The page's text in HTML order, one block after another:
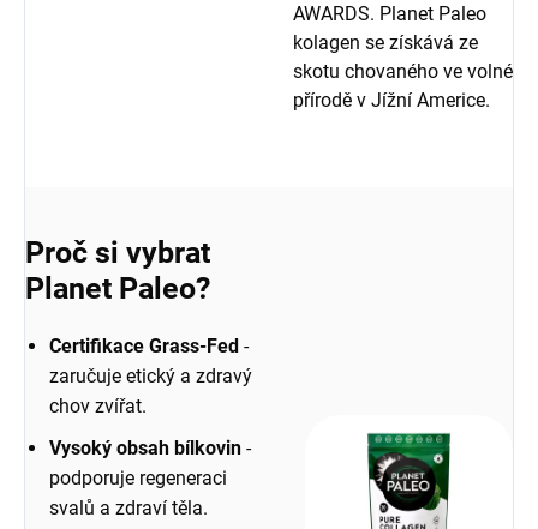
AWARDS. Planet Paleo
kolagen se získává ze
skotu chovaného ve volné
přírodě v Jížní Americe.
Proč si vybrat
Planet Paleo?
Certifikace Grass-Fed -
zaručuje etický a zdravý
chov zvířat.
Vysoký obsah bílkovin -
podporuje regeneraci
svalů a zdraví těla.